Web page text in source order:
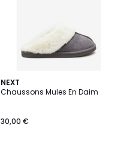
NEXT
Chaussons Mules En Daim
30,00 €